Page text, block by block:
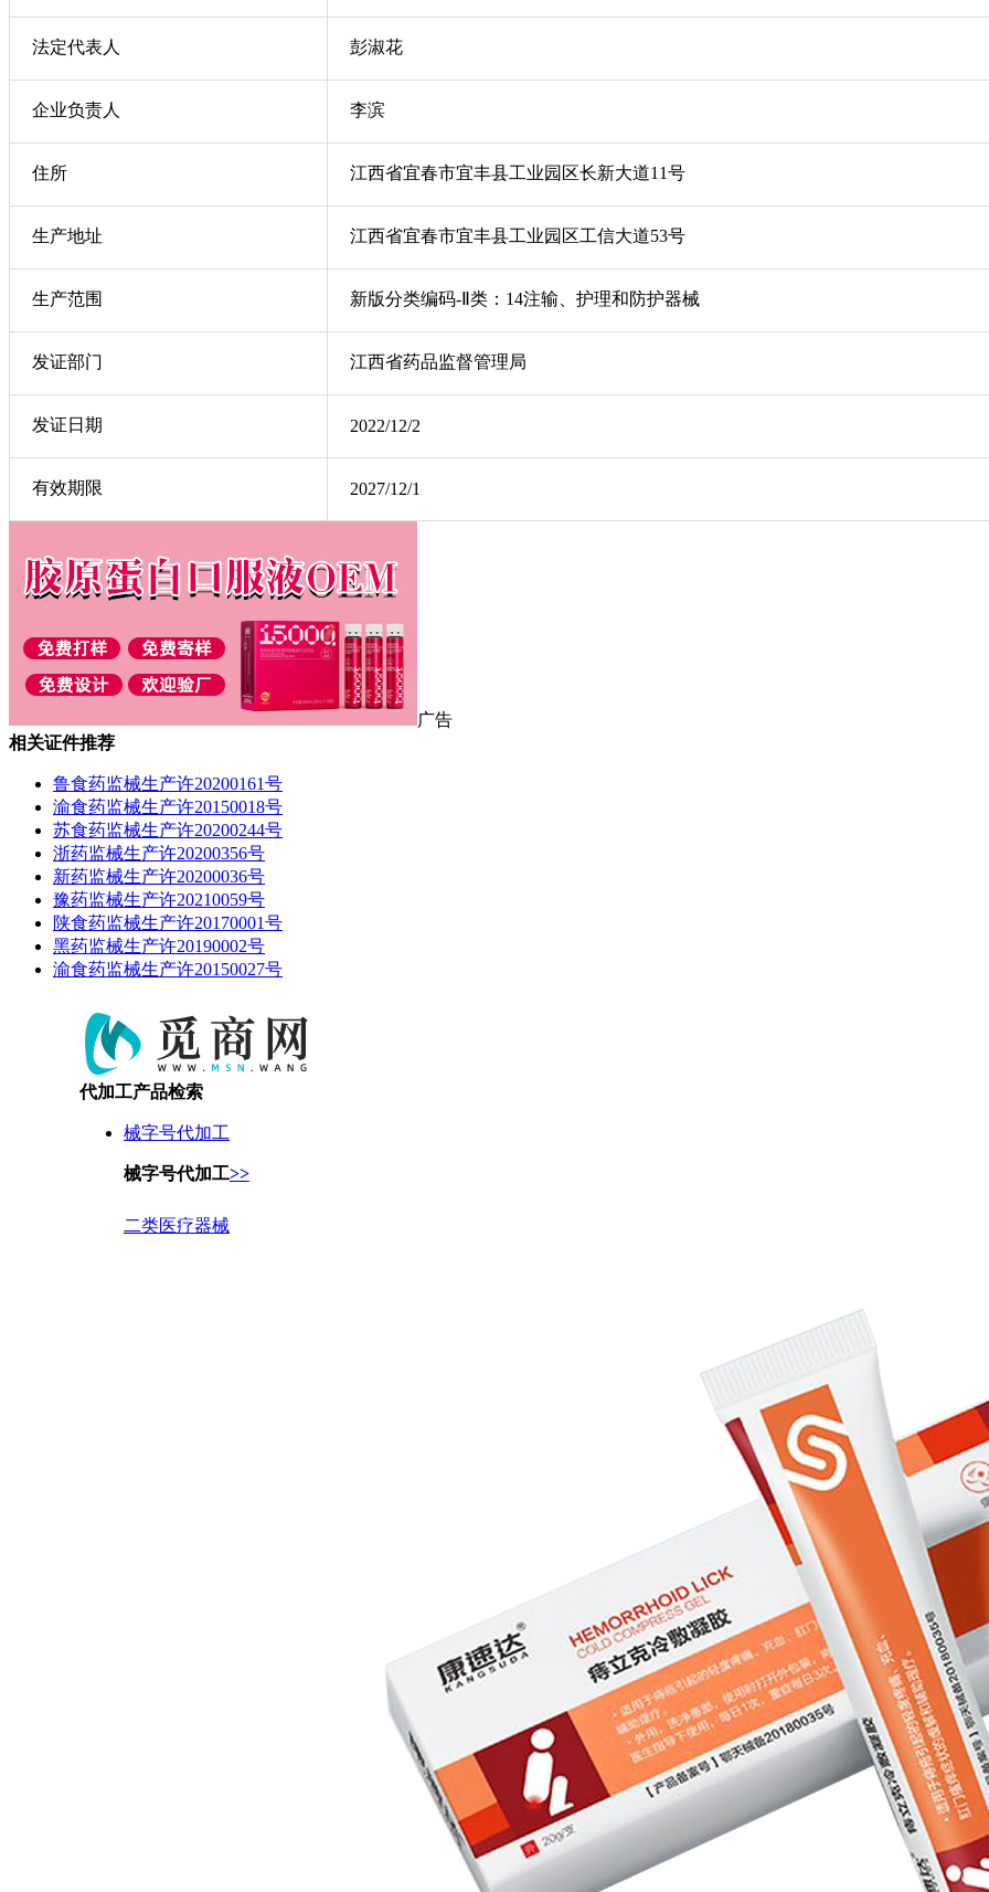
法定代表人 彭淑花
企业负责人 李滨
住所 江西省宜春市宜丰县工业园区长新大道11号
生产地址 江西省宜春市宜丰县工业园区工信大道53号
生产范围 新版分类编码-Ⅱ类：14注输、护理和防护器械
发证部门 江西省药品监督管理局
发证日期 2022/12/2
有效期限 2027/12/1
广告
相关证件推荐
鲁食药监械生产许20200161号
渝食药监械生产许20150018号
苏食药监械生产许20200244号
浙药监械生产许20200356号
新药监械生产许20200036号
豫药监械生产许20210059号
陕食药监械生产许20170001号
黑药监械生产许20190002号
渝食药监械生产许20150027号
代加工产品检索
械字号代加工
械字号代加工>>
二类医疗器械